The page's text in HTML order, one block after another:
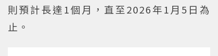
則預計長達1個月，直至2026年1月5日為
止。